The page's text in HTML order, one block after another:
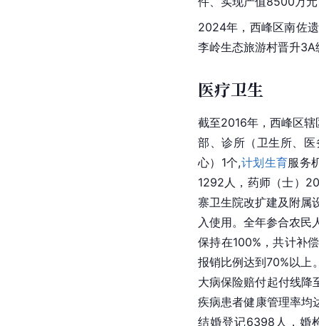
2024年，西峰区南佐
李岭生态旅游村晋升3A
医疗卫生
截至2016年，西峰区
部、诊所（卫生所、
心）1个,计划生育服务
1292人，药师（士）
寨卫生院改扩建及附属
入使用。全年参合农
保持在100%，共计补
报销比例达到70%以上
大病保险赔付起付线
疾病患者健康管理率均
结婚登记6398人，婚